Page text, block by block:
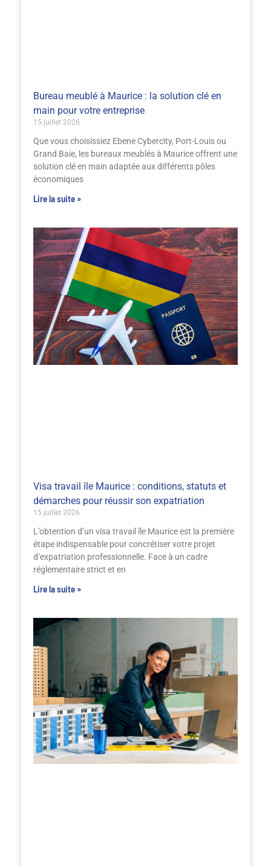
Bureau meublé à Maurice : la solution clé en
main pour votre entreprise
15 juillet 2026
Que vous choisissiez Ebene Cybercity, Port-Louis ou
Grand Baie, les bureaux meublés à Maurice offrent une
solution clé en main adaptée aux différents pôles
économiques
Lire la suite »
Visa travail île Maurice : conditions, statuts et
démarches pour réussir son expatriation
15 juillet 2026
L’obtention d’un visa travail île Maurice est la première
étape indispensable pour concrétiser votre projet
d’expatriation professionnelle. Face à un cadre
réglementaire strict et en
Lire la suite »